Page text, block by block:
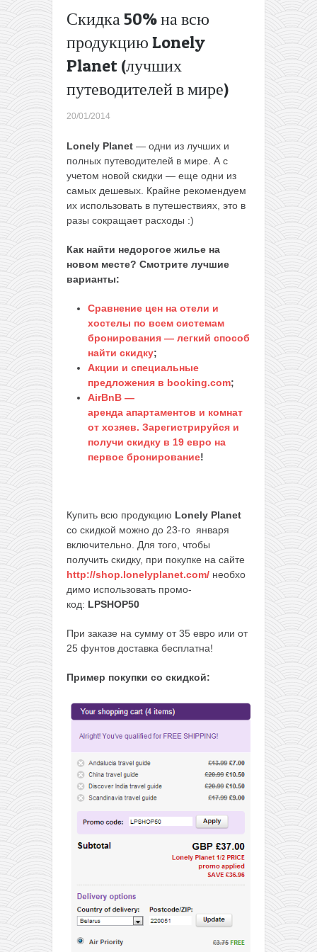
Скидка 50% на всю
продукцию Lonely
Planet (лучших
путеводителей в мире)
20/01/2014
Lonely Planet — одни из лучших и
полных путеводителей в мире. А с
учетом новой скидки — еще одни из
самых дешевых. Крайне рекомендуем
их использовать в путешествиях, это в
разы сокращает расходы :)
Как найти недорогое жилье на
новом месте? Смотрите лучшие
варианты:
Сравнение цен на отели и
хостелы по всем системам
бронирования — легкий способ
найти скидку;
Акции и специальные
предложения в booking.com;
AirBnB —
аренда апартаментов и комнат
от хозяев. Зарегистрируйся и
получи скидку в 19 евро на
первое бронирование!
Купить всю продукцию Lonely Planet
со скидкой можно до 23-го января
включительно. Для того, чтобы
получить скидку, при покупке на сайте
http://shop.lonelyplanet.com/ необхо
димо использовать промо-
код: LPSHOP50
При заказе на сумму от 35 евро или от
25 фунтов доставка бесплатна!
Пример покупки со скидкой:
распродажа
билетов по
Амстердам —
Берлин и
→